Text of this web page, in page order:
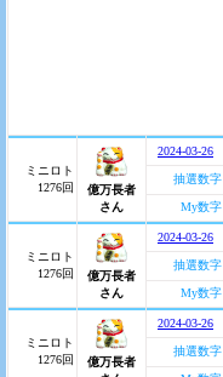
ミニロト
1276回
億万長者
さん
2024-03-26
抽選数字
My数字
ミニロト
1276回
億万長者
さん
2024-03-26
抽選数字
My数字
ミニロト
1276回
億万長者
2024-03-26
抽選数字